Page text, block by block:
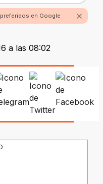
en Google
a las 08:02